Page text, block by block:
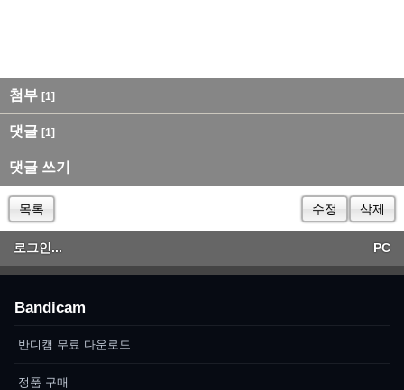
첨부 [1]
댓글 [1]
댓글 쓰기
목록 수정 삭제
로그인... PC
Bandicam
반디캠 무료 다운로드
정품 구매